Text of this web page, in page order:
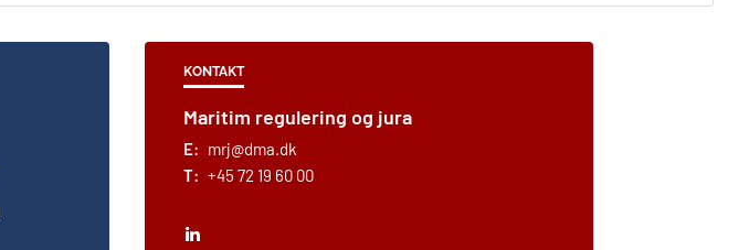
KONTAKT
Maritim regulering og jura
E: mrj@dma.dk
T: +45 72 19 60 00